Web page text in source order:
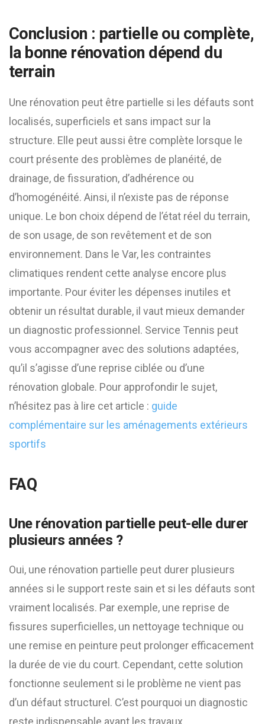
Conclusion : partielle ou complète,
la bonne rénovation dépend du
terrain
Une rénovation peut être partielle si les défauts sont
localisés, superficiels et sans impact sur la
structure. Elle peut aussi être complète lorsque le
court présente des problèmes de planéité, de
drainage, de fissuration, d’adhérence ou
d’homogénéité. Ainsi, il n’existe pas de réponse
unique. Le bon choix dépend de l’état réel du terrain,
de son usage, de son revêtement et de son
environnement. Dans le Var, les contraintes
climatiques rendent cette analyse encore plus
importante. Pour éviter les dépenses inutiles et
obtenir un résultat durable, il vaut mieux demander
un diagnostic professionnel. Service Tennis peut
vous accompagner avec des solutions adaptées,
qu’il s’agisse d’une reprise ciblée ou d’une
rénovation globale. Pour approfondir le sujet,
n’hésitez pas à lire cet article : guide
complémentaire sur les aménagements extérieurs
sportifs
FAQ
Une rénovation partielle peut-elle durer
plusieurs années ?
Oui, une rénovation partielle peut durer plusieurs
années si le support reste sain et si les défauts sont
vraiment localisés. Par exemple, une reprise de
fissures superficielles, un nettoyage technique ou
une remise en peinture peut prolonger efficacement
la durée de vie du court. Cependant, cette solution
fonctionne seulement si le problème ne vient pas
d’un défaut structurel. C’est pourquoi un diagnostic
reste indispensable avant les travaux.